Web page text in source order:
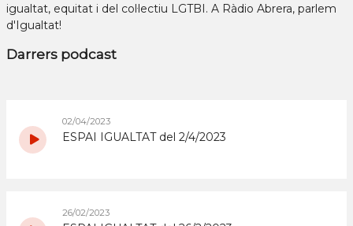
igualtat, equitat i del col·lectiu LGTBI. A Ràdio Abrera, parlem
d'Igualtat!
Darrers podcast
02/04/2023
ESPAI IGUALTAT del 2/4/2023
26/02/2023